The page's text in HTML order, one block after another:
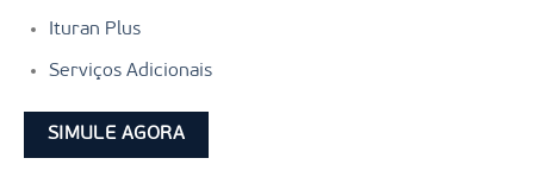
Ituran Plus
Serviços Adicionais
SIMULE AGORA